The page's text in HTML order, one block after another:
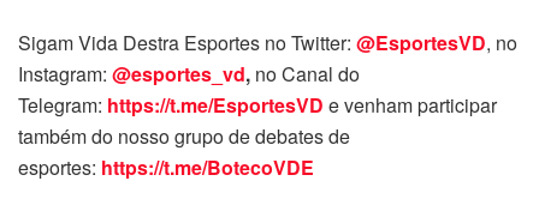
Sigam Vida Destra Esportes no Twitter: @EsportesVD, no
Instagram: @esportes_vd, no Canal do
Telegram: https://t.me/EsportesVD e venham participar
também do nosso grupo de debates de
esportes: https://t.me/BotecoVDE